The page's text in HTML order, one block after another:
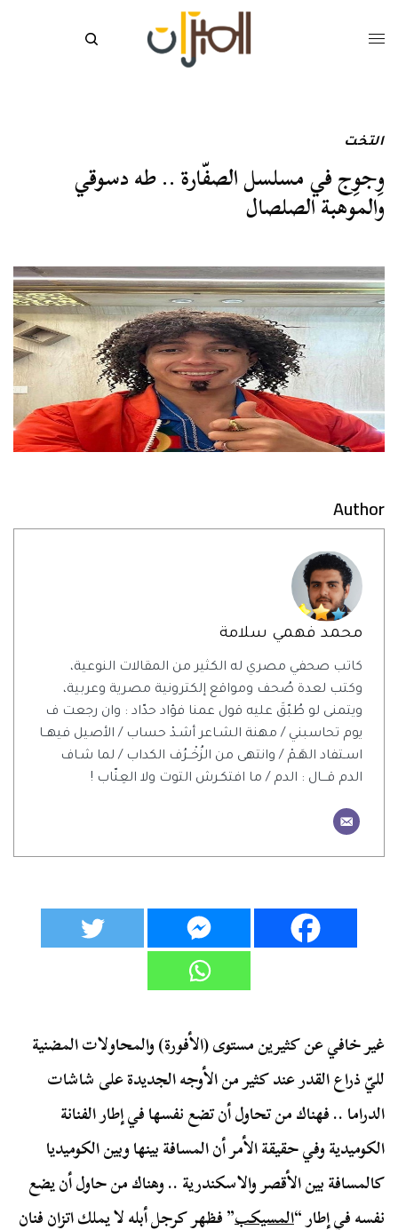
التخت
وِجوِج في مسلسل الصفّارة .. طه دسوقي
والموهبة الصلصال
Author
محمد فهمي سلامة
كاتب صحفي مصري له الكثير من المقالات النوعية،
وكتب لعدة صُحف ومواقع إلكترونية مصرية وعربية،
ويتمنى لو طُبّقَ عليه قول عمنا فؤاد حدّاد : وان رجعت ف
يوم تحاسبني / مهنة الشـاعر أشـدْ حساب / الأصيل فيهــا
اسـتفاد الهَـمْ / وانتهى من الزُخْــرُف الكداب / لما شـاف
الدم قـــال : الدم / ما افتكـرش التوت ولا العِنّاب !
غير خافي عن كثيرين مستوى (الأفورة) والمحاولات المضنية
لليّ ذراع القدر عند كثير من الأوجه الجديدة على شاشات
الدراما .. فهناك من تحاول أن تضع نفسها في إطار الفنانة
الكوميدية وفي حقيقة الأمر أن المسافة بينها وبين الكوميديا
كالمسافة بين الأقصر والاسكندرية .. وهناك من حاول أن يضع
نفسه في إطار “المسيكب” فظهر كرجل أبله لا يملك اتزان فنان